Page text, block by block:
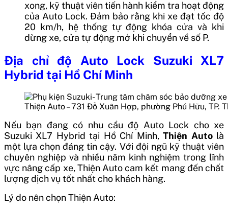
xong, kỹ thuật viên tiến hành kiểm tra hoạt động
của Auto Lock. Đảm bảo rằng khi xe đạt tốc độ
20 km/h, hệ thống tự động khóa cửa và khi
dừng xe, cửa tự động mở khi chuyển về số P.
Địa chỉ độ Auto Lock Suzuki XL7
Hybrid tại Hồ Chí Minh
Thiện Auto – 731 Đỗ Xuân Hợp, phường Phú Hữu, TP.
Nếu bạn đang có nhu cầu độ Auto Lock cho xe
Suzuki XL7 Hybrid tại Hồ Chí Minh,Thiện Autolà
một lựa chọn đáng tin cậy. Với đội ngũ kỹ thuật viên
chuyên nghiệp và nhiều năm kinh nghiệm trong lĩnh
vực nâng cấp xe, Thiện Auto cam kết mang đến chất
lượng dịch vụ tốt nhất cho khách hàng.
Lý do nên chọn Thiện Auto: